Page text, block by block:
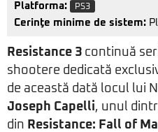
Platforma: PS3
Cerinţe minime de sistem:
Resistance 3 continuă
shootere dedicată
de această dată locul lui
Joseph Capelli, unul
din Resistance: Fall of